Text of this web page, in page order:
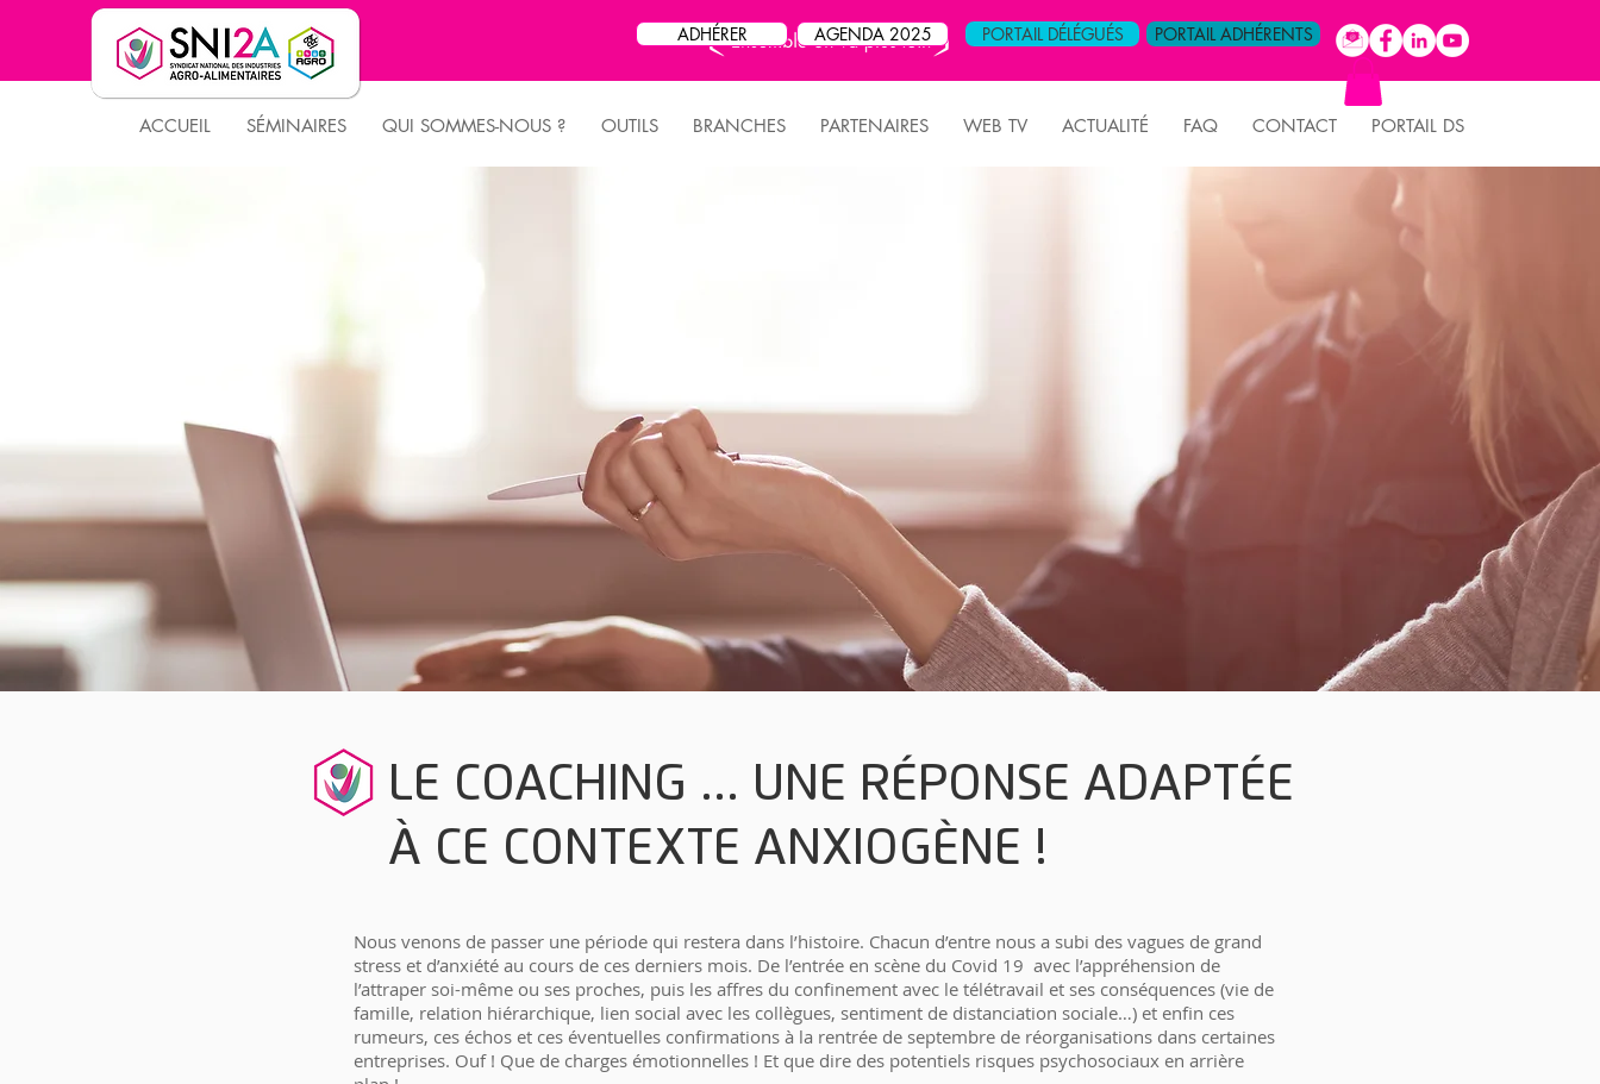
ADHÉRER AGENDA 2025 PORTAIL DÉLÉGUÉS PORTAIL ADHÉRENTS
ACCUEIL SÉMINAIRES QUI SOMMES-NOUS ? OUTILS BRANCHES PARTENAIRES WEB TV ACTUALITÉ FAQ CONTACT PORTAIL DS
LE COACHING ... UNE RÉPONSE ADAPTÉE
À CE CONTEXTE ANXIOGÈNE !
Nous venons de passer une période qui restera dans l’histoire. Chacun d’entre nous a subi des vagues de grand
stress et d’anxiété au cours de ces derniers mois. De l’entrée en scène du Covid 19 avec l’appréhension de
l’attraper soi-même ou ses proches, puis les affres du confinement avec le télétravail et ses conséquences (vie de
famille, relation hiérarchique, lien social avec les collègues, sentiment de distanciation sociale…) et enfin ces
rumeurs, ces échos et ces éventuelles confirmations à la rentrée de septembre de réorganisations dans certaines
entreprises. Ouf ! Que de charges émotionnelles ! Et que dire des potentiels risques psychosociaux en arrière